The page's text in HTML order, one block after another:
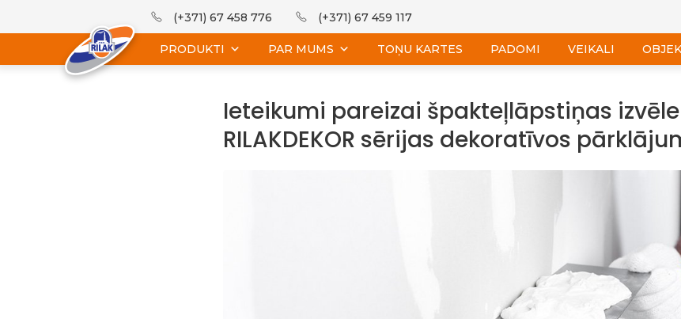
(+371) 67 458 776 (+371) 67 459 117
PRODUKTI PAR MUMS TOŅU KARTES PADOMI VEIKALI
Ieteikumi pareizai špakteļlāpstiņas
RILAKDEKOR sērijas dekoratīvos